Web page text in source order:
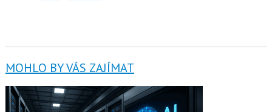
MOHLO BY VÁS ZAJÍMAT